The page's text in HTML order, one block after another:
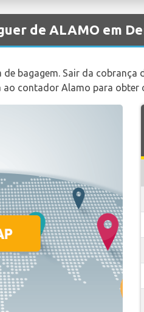
de ALAMO em
bagagem. Sair da
contador Alamo para obter